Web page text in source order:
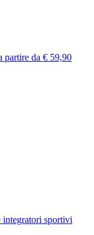
partire da € 59,90
sportivi